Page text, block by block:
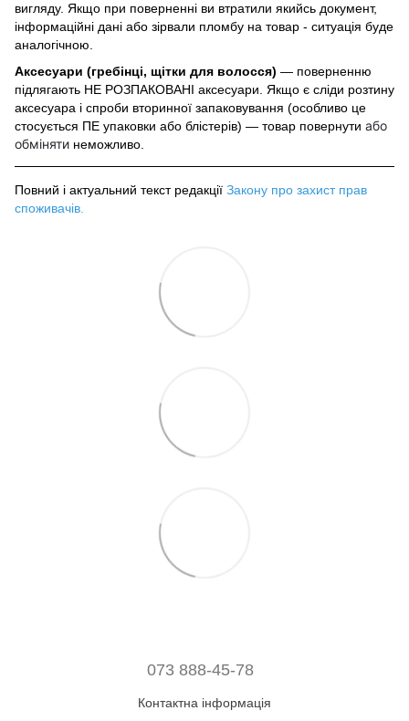
вигляду. Якщо при поверненні ви втратили якийсь документ,
інформаційні дані або зірвали пломбу на товар - ситуація буде
аналогічною.
Аксесуари (гребінці, щітки для волосся) — поверненню
підлягають НЕ РОЗПАКОВАНІ аксесуари. Якщо є сліди розтину
аксесуара і спроби вторинної запаковування (особливо це
стосується ПЕ упаковки або блістерів) — товар повернути або
обміняти неможливо.
Повний і актуальний текст редакції Закону про захист прав
споживачів
073 888-45-78
Контактна інформація